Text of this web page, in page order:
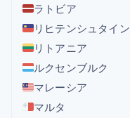
ラトビア
リヒテンシュタイン
リトアニア
ルクセンブルク
マレーシア
マルタ